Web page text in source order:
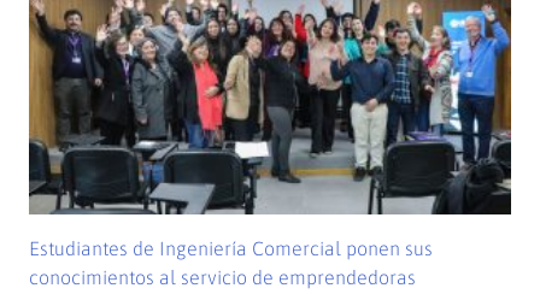
Estudiantes de Ingeniería Comercial ponen sus
conocimientos al servicio de emprendedoras